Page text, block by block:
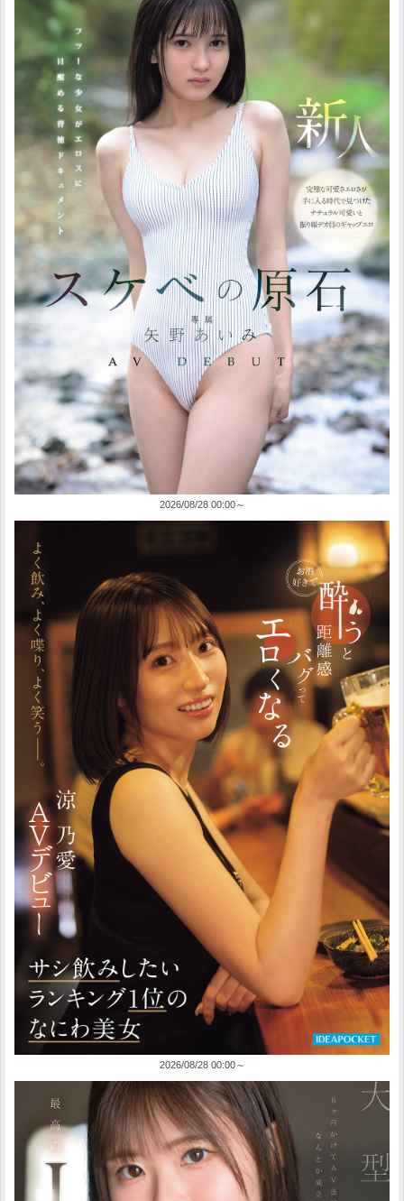
2026/08/28 00:00～
2026/08/28 00:00～